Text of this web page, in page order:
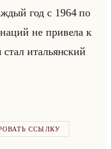
год с 1964 по
не при­ве­ла к
ита­льян­ский
ССЫЛКУ